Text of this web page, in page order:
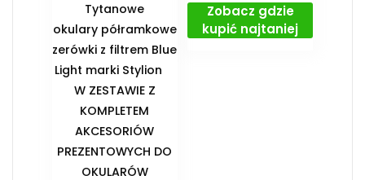
Tytanowe
okulary półramkowe
zerówki z filtrem Blue
Light marki Stylion
️W ZESTAWIE Z
KOMPLETEM
AKCESORIÓW
PREZENTOWYCH DO
OKULARÓW️
Zobacz gdzie
kupić najtaniej